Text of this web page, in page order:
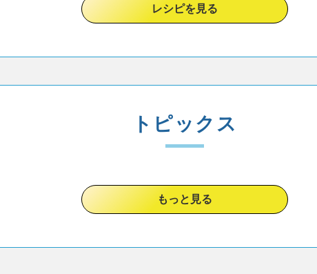
レシピを見る
トピックス
もっと見る